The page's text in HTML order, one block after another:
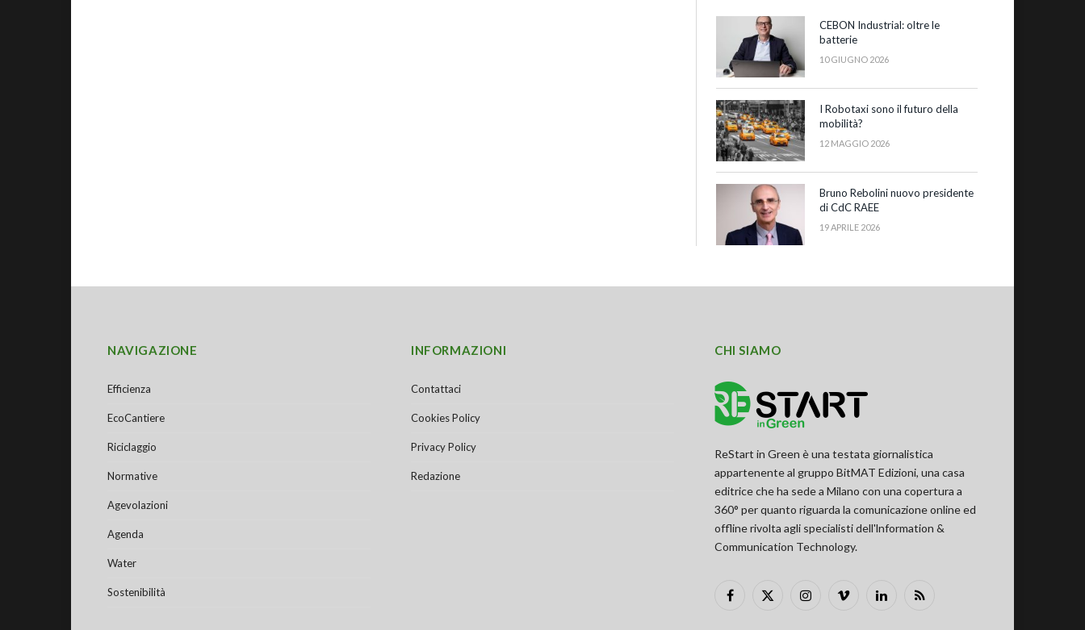
CEBON Industrial: oltre le
batterie
10 GIUGNO 2026
I Robotaxi sono il futuro della
mobilità?
12 MAGGIO 2026
Bruno Rebolini nuovo presidente
di CdC RAEE
19 APRILE 2026
NAVIGAZIONE
Efficienza
EcoCantiere
Riciclaggio
Normative
Agevolazioni
Agenda
Water
Sostenibilità
INFORMAZIONI
Contattaci
Cookies Policy
Privacy Policy
Redazione
CHI SIAMO
ReStart in Green è una testata giornalistica
appartenente al gruppo BitMAT Edizioni, una casa
editrice che ha sede a Milano con una copertura a
360° per quanto riguarda la comunicazione online ed
offline rivolta agli specialisti dell'lnformation &
Communication Technology.
Facebook
X
InstagramVimeo LinkedInRSS